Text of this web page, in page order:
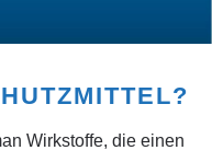
Wirkstoffe, die einen